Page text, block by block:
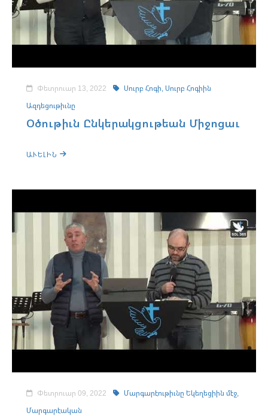
Փետրուար 13, 2022 Սուրբ Հոգի,Սուրբ Հոգիին
Ազդեցութիւնը
Օծութիւն Ընկերակցութեան Միջոցաւ
ԱՒԵԼԻՆ
Փետրուար 09, 2022
Մարգարէութիւնը Եկեղեցիին մէջ,
Մարգարէական